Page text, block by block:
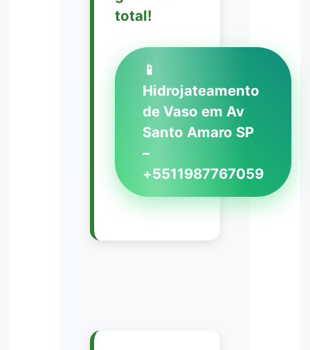
total!
📱
Hidrojateamento
de Vaso em Av
Santo Amaro SP
–
+5511987767059